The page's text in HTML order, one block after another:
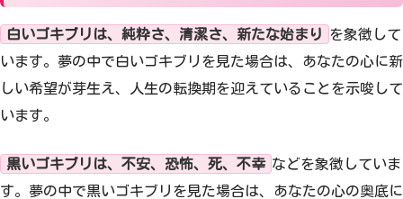
白いゴキブリは、純粋さ、清潔さ、新たな始まり
を象徴して
います。夢の中で白いゴキブリを見た場合は、あなたの心に新
しい希望が芽生え、人生の転換期を迎えていることを示唆して
います。
黒いゴキブリは、不安、恐怖、死、不幸 などを象徴していま
す。夢の中で黒いゴキブリを見た場合は、あなたの心の奥底に